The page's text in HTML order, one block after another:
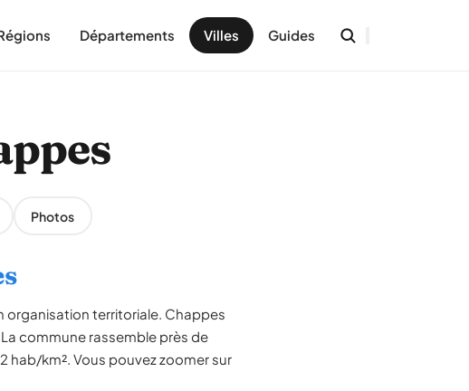
Départements Villes Guides
Photos
organisation territoriale. Chappes
commune rassemble près de
hab/km². Vous pouvez zoomer sur